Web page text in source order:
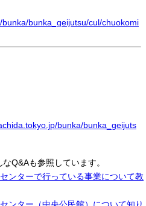
bunka_geijutsu/cul/chuokomi
bunka/bunka_geijuts
Q&Aも参照しています。
ンターで行っている事業について教